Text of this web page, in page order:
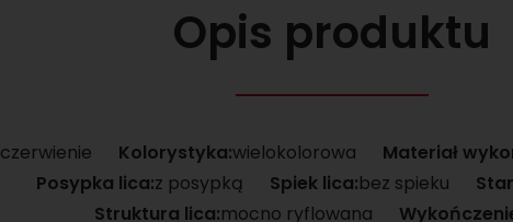
Opis produktu
czerwienie Kolorystyka:wielokolorowa Materiał
Posypka lica:z posypką Spiek lica:bez spieku
Struktura lica:mocno ryflowana